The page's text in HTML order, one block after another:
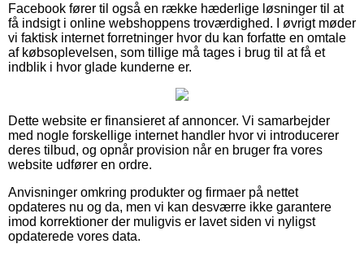
Facebook fører til også en række hæderlige løsninger til at
få indsigt i online webshoppens troværdighed. I øvrigt møder
vi faktisk internet forretninger hvor du kan forfatte en omtale
af købsoplevelsen, som tillige må tages i brug til at få et
indblik i hvor glade kunderne er.
Dette website er finansieret af annoncer. Vi samarbejder
med nogle forskellige internet handler hvor vi introducerer
deres tilbud, og opnår provision når en bruger fra vores
website udfører en ordre.
Anvisninger omkring produkter og firmaer på nettet
opdateres nu og da, men vi kan desværre ikke garantere
imod korrektioner der muligvis er lavet siden vi nyligst
opdaterede vores data.